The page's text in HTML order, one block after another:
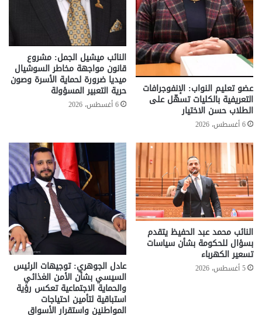
عضو تعليم النواب: الإنفوجرافات
التعريفية بالكليات تسهّل على
الطلاب حسن الاختيار
6 أغسطس، 2026
النائب ميشيل الجمل: مشروع
قانون مواجهة مخاطر السوشيال
ميديا ضرورة لحماية الأسرة وصون
حرية التعبير المسؤولة
6 أغسطس، 2026
النائب محمد عبد الحفيظ يتقدم
بسؤال للحكومة بشأن سياسات
تسعير الكهرباء
5 أغسطس، 2026 عادل الجوهري: توجيهات الرئيس
السيسي بشأن الأمن الغذائي
والحماية الاجتماعية تعكس رؤية
استباقية لتأمين احتياجات
المواطنين واستقرار الأسواق